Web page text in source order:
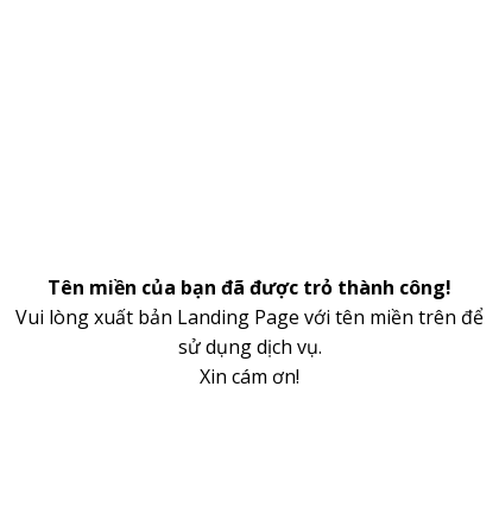
Tên miền của bạn đã được trỏ thành công!
Vui lòng xuất bản Landing Page với tên miền trên để
sử dụng dịch vụ.
Xin cám ơn!